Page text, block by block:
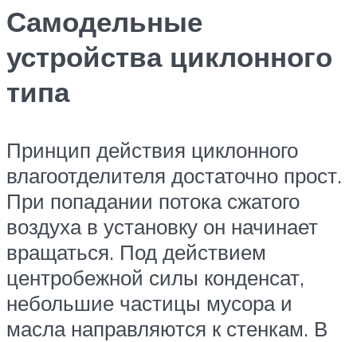
Самодельные
устройства циклонного
типа
Принцип действия циклонного
влагоотделителя достаточно прост.
При попадании потока сжатого
воздуха в установку он начинает
вращаться. Под действием
центробежной силы конденсат,
небольшие частицы мусора и
масла направляются к стенкам. В